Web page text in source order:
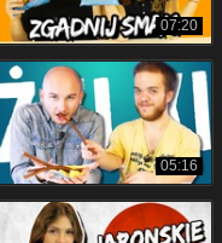
07:20
05:16